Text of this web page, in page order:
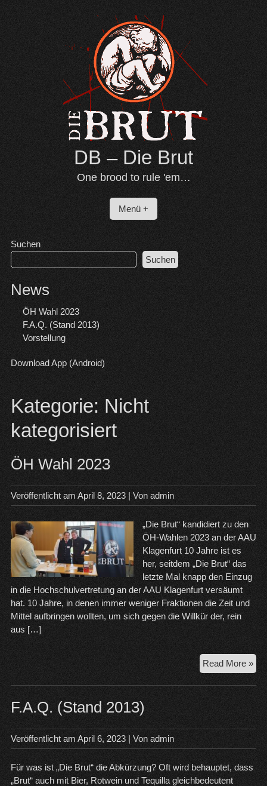
content
DB – Die Brut
One brood to rule 'em…
Menü +
Suchen
Suchen
News
ÖH Wahl 2023
F.A.Q. (Stand 2013)
Vorstellung
Download App (Android)
Kategorie:Nicht
kategorisiert
ÖH Wahl 2023
Veröffentlicht am April 8, 2023| Von admin
„Die Brut“ kandidiert zu den
ÖH-Wahlen 2023 an der AAU
Klagenfurt 10 Jahre ist es
her, seitdem „Die Brut“ das
letzte Mal knapp den Einzug
in die Hochschulvertretung an der AAU Klagenfurt versäumt
hat. 10 Jahre, in denen immer weniger Fraktionen die Zeit und
Mittel aufbringen wollten, um sich gegen die Willkür der, rein
aus […]
Read More »ÖH
F.A.Q. (Stand 2013)
Veröffentlicht am April 6, 2023| Von admin
Für was ist „Die Brut“ die Abkürzung? Oft wird behauptet, dass
„Brut“ auch mit Bier, Rotwein und Tequilla gleichbedeutent